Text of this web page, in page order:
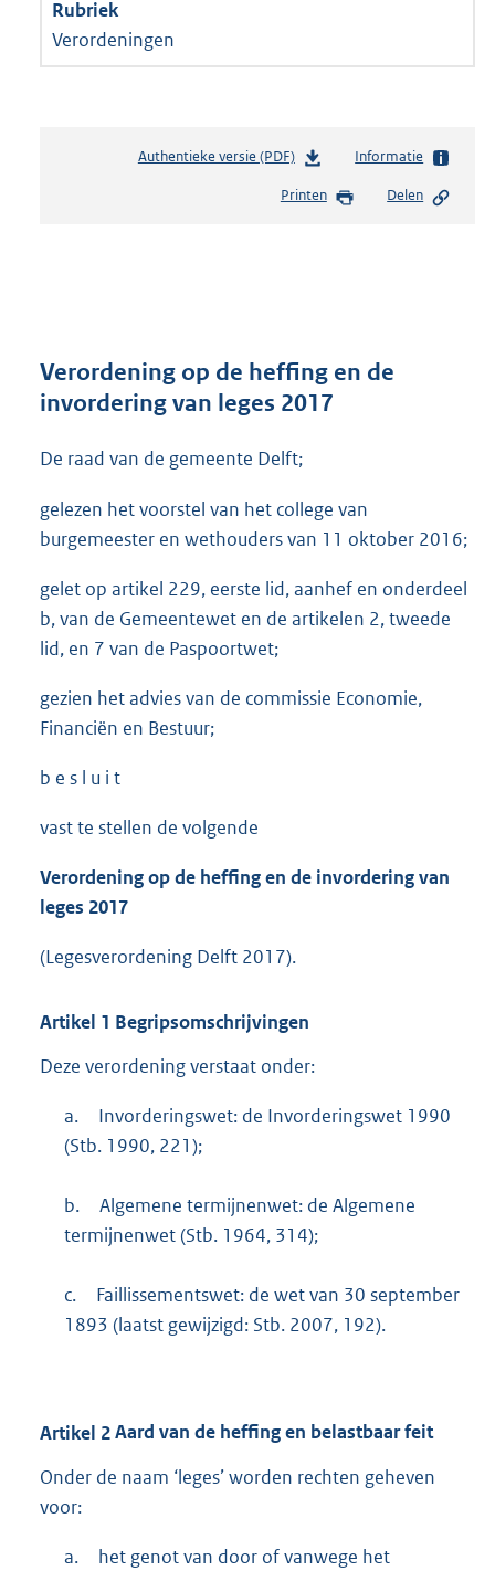
Verordeningen
Authentieke versie (PDF)b
s
r
o
t
:
M
Informatie
Printen Delen
Verordening op de heffing en de
invordering van leges 2017
De raad van de gemeente Delft;
gelezen het voorstel van het college van
burgemeester en wethouders van 11 oktober 2016;
gelet op artikel 229, eerste lid, aanhef en onderdeel
b, van de Gemeentewet en de artikelen 2, tweede
lid, en 7 van de Paspoortwet;
gezien het advies van de commissie Economie,
Financiën en Bestuur;
b e s l u i t
vast te stellen de volgende
Verordening op de heffing en de invordering van
leges 2017
(Legesverordening Delft 2017).
Artikel 1 Begripsomschrijvingen
Deze verordening verstaat onder:
a.
Invorderingswet: de Invorderingswet 1990
(Stb. 1990, 221);
b.
Algemene termijnenwet: de Algemene
termijnenwet (Stb. 1964, 314);
c.
Faillissementswet: de wet van 30 september
1893 (laatst gewijzigd: Stb. 2007, 192).
Artikel 2Aard van de heffing en belastbaar feit
Onder de naam ‘leges’ worden rechten geheven
voor:
a.
het genot van door of vanwege het